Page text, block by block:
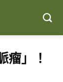
瘤」！